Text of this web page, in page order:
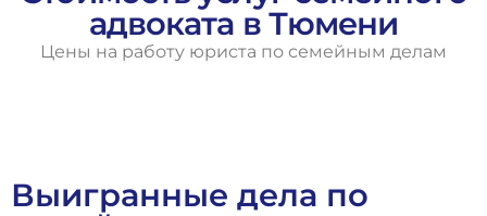
адвоката в Тюмени
Цены на работу юриста по семейным делам
Выигранные дела по